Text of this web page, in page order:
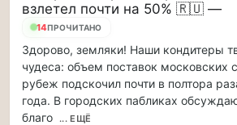
Москве
Чайковского!…
Друзья,
приглашаем
на
музыкальную
и
инсайды
Москвы
взлетел почти на 50% 🇷🇺 —
14ПРОЧИТАНО
Здорово, земляки! Наши кондитеры
чудеса: объем поставок московских
рубеж подскочил почти в полтора
года. В городских пабликах
благо ... ЕЩЁ